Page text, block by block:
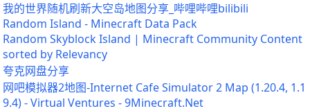
我的世界随机刷新大空岛地图分享_哔哩哔哩bilibili
Random Island - Minecraft Data Pack
Random Skyblock Island | Minecraft Community Content
sorted by Relevancy
夸克网盘分享
网吧模拟器2地图-Internet Cafe Simulator 2 Map (1.20.4, 1.1
9.4) - Virtual Ventures - 9Minecraft.Net